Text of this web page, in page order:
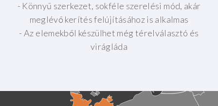
- Könnyű szerkezet, sokféle szerelési mód, akár
meglévő kerítés felújításához is alkalmas
- Az elemekből készülhet még térelválasztó és
virágláda